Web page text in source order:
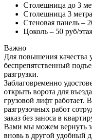
Столешница до 3
Столешница 3
Стеновая панель –
Цоколь – 50 руб/
Важно
Для повышения качества
беспрепятственный
разгрузки.
Заблаговременно
открыть ворота для
грузовой лифт работает.
разгрузочных работ
заказ без заноса в
Вами мы можем вернуть
вновь в другой удобный